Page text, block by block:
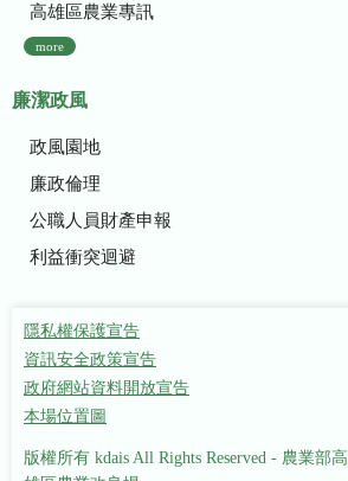
高雄區農業專訊
more
廉潔政風
政風園地
廉政倫理
公職人員財產申報
利益衝突迴避
隱私權保護宣告
資訊安全政策宣告
政府網站資料開放宣告
本場位置圖
版權所有 kdais All Rights Reserved - 農業部高